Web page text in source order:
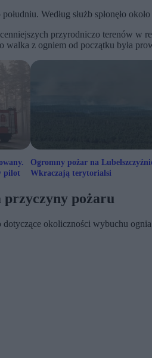
Według służb spłonęło około
przyrodniczo terenów w
walka z ogniem od początku była
pilot
Ogromny pożar na
Wkraczają terytorialsi
pożaru
okoliczności wybuchu